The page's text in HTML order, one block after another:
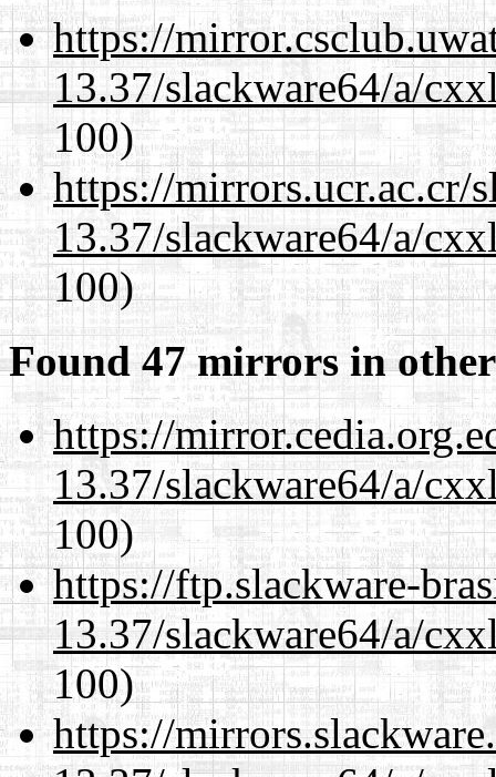
https://
13.37/slackware64/a/
100)
https://mirrors.ucr.ac.cr/
13.37/slackware64/a/
100)
Found 47 mirrors in
https://
13.37/slackware64/a/
100)
https://ftp.slackware-
13.37/slackware64/a/
100)
https://